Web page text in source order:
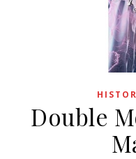
Double